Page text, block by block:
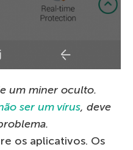
um miner oculto.
ser um vírus, deve
os aplicativos. Os